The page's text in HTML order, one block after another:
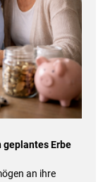
Erbe
an ihre